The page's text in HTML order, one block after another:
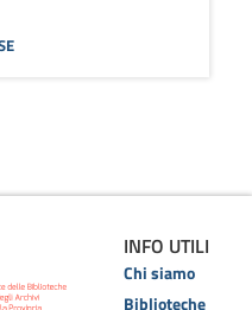
INFO UTILI
Chi siamo
Biblioteche